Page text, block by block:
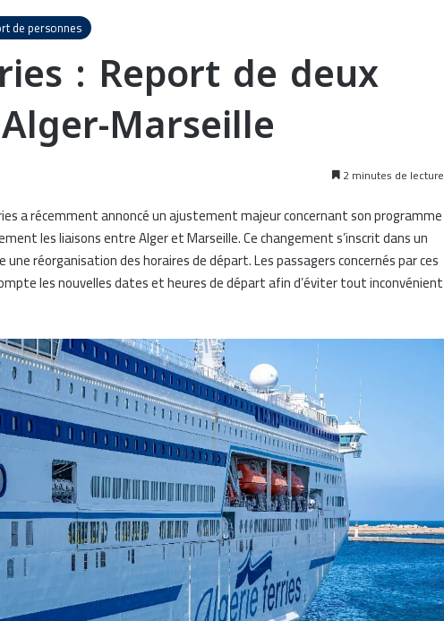
de personnes
: Report de deux
Marseille
2 minutes de lecture
a récemment annoncé un ajustement majeur concernant son programme
les liaisons entre Alger et Marseille. Ce changement s’inscrit dans un
réorganisation des horaires de départ. Les passagers concernés par ces
les nouvelles dates et heures de départ afin d’éviter tout inconvénient